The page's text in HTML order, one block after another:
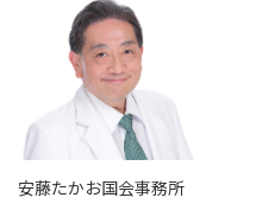
安藤たかお国会事務所